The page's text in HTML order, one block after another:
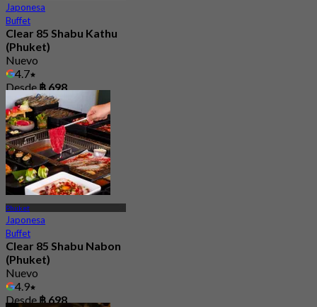
Japonesa
Buffet
Clear 85 Shabu Kathu
(Phuket)
Nuevo
4.7
Desde ฿ 698
Phuket
Japonesa
Buffet
Clear 85 Shabu Nabon
(Phuket)
Nuevo
4.9
Desde ฿ 698